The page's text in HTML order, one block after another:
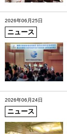
2026年06月25日
ニュース
2026年06月24日
ニュース